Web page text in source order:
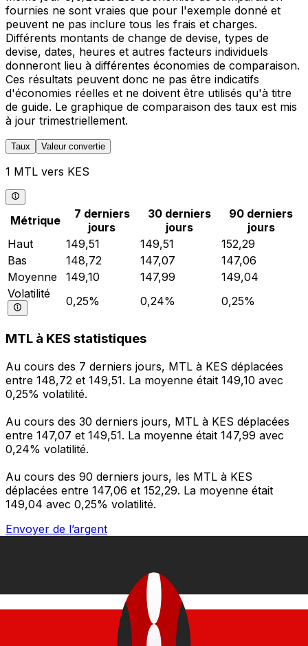
fournies ne sont vraies que pour l'exemple donné et
peuvent ne pas inclure tous les frais et charges.
Différents montants de change de devise, types de
devise, dates, heures et autres facteurs individuels
donneront lieu à différentes économies de comparaison.
Ces résultats peuvent donc ne pas être indicatifs
d'économies réelles et ne doivent être utilisés qu'à titre
de guide. Le graphique de comparaison des taux est mis
à jour trimestriellement.
Taux Valeur convertie
1 MTL vers KES
Métrique
7 derniers
jours
30 derniers
jours
90 derniers
jours
Haut
149,51 149,51
152,29
Bas
148,72 147,07
147,06
Moyenne
149,10 147,99
149,04
Volatilité
0,25% 0,24% 0,25%
MTL à KES statistiques
Au cours des 7 derniers jours, MTL à KES déplacées
entre 148,72 et 149,51. La moyenne était 149,10 avec
0,25% volatilité.
Au cours des 30 derniers jours, MTL à KES déplacées
entre 147,07 et 149,51. La moyenne était 147,99 avec
0,24% volatilité.
Au cours des 90 derniers jours, les MTL à KES
déplacées entre 147,06 et 152,29. La moyenne était
149,04 avec 0,25% volatilité.
Envoyer de l’argent
L'application Xe réunit toutes les fonctionnalités
nécessaires pour vos transferts d'argent internationaux
et la gestion de vos devises. Convertissez des devises,
programmez des alertes de taux et transférez de